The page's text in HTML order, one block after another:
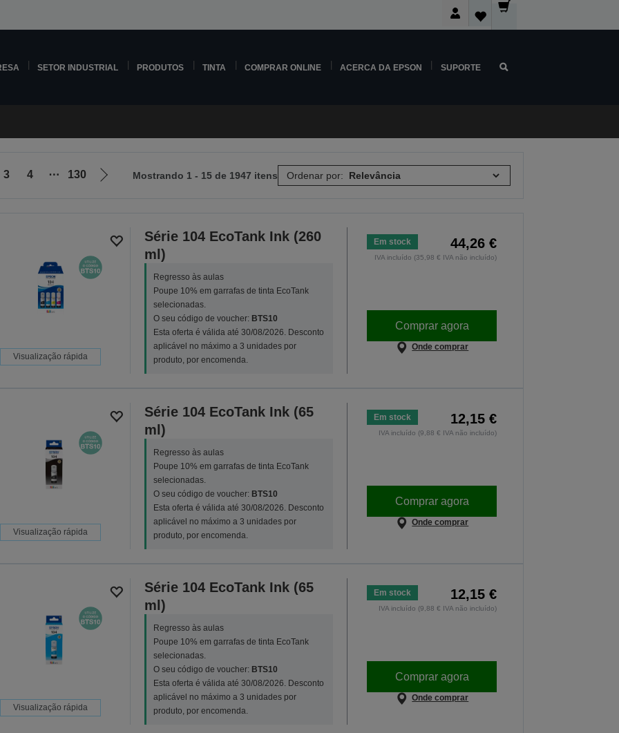
SETOR INDUSTRIAL PRODUTOS TINTA COMPRAR ONLINE ACERCA DA EPSON SUPORTE
3 4 ⋯ 130
Ir
página
Mostrando 1 - 15 de 1947 itens Ordenar por:
Visualização rápida
Série 104 EcoTank Ink (260
ml)
Regresso às aulas
Poupe 10% em garrafas de tinta EcoTank
selecionadas.
O seu código de voucher: BTS10
Esta oferta é válida até 30/08/2026. Desconto
aplicável no máximo a 3 unidades por
produto, por encomenda.
Em stock 44,26 €
IVA incluído (35,98 € IVA não incluído)
Comprar agora
Onde comprar
Visualização rápida
Série 104 EcoTank Ink (65
ml)
Regresso às aulas
Poupe 10% em garrafas de tinta EcoTank
selecionadas.
O seu código de voucher: BTS10
Esta oferta é válida até 30/08/2026. Desconto
aplicável no máximo a 3 unidades por
produto, por encomenda.
Em stock 12,15 €
IVA incluído (9,88 € IVA não incluído)
Comprar agora
Onde comprar
Visualização rápida
Série 104 EcoTank Ink (65
ml)
Regresso às aulas
Poupe 10% em garrafas de tinta EcoTank
selecionadas.
O seu código de voucher: BTS10
Esta oferta é válida até 30/08/2026. Desconto
aplicável no máximo a 3 unidades por
produto, por encomenda.
Em stock 12,15 €
IVA incluído (9,88 € IVA não incluído)
Comprar agora
Onde comprar